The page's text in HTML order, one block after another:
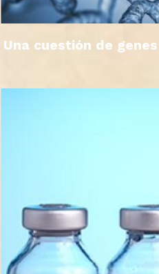
Una cuestión de genes